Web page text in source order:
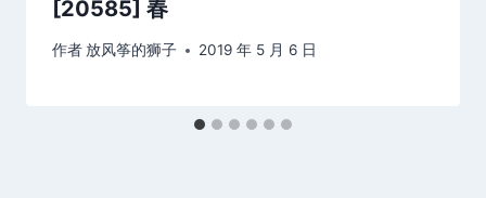
[20585] 春
作者 放风筝的狮子 2019 年 5 月 6 日